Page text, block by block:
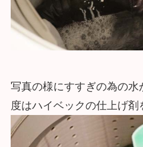
写真の様にすすぎの為の水
度はハイベックの仕上げ剤